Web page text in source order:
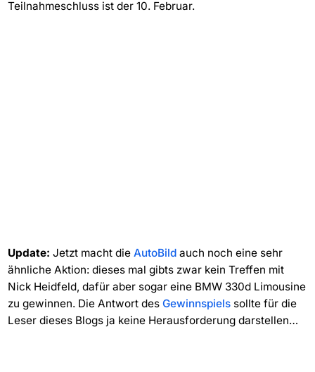
Teilnahmeschluss ist der 10. Februar.
Update: Jetzt macht die AutoBildauch noch eine sehr
ähnliche Aktion: dieses mal gibts zwar kein Treffen mit
Nick Heidfeld, dafür aber sogar eine BMW 330d Limousine
zu gewinnen. Die Antwort des Gewinnspielssollte für die
Leser dieses Blogs ja keine Herausforderung darstellen…